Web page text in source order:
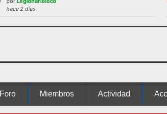
administración o las normas de uso
funcionamiento de
hace 2 días
Foro Miembros Actividad